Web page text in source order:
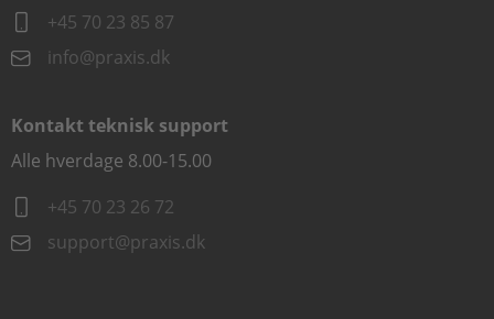
+45 70 23 85 87
info@praxis.dk
Kontakt teknisk support
Alle hverdage 8.00-15.00
+45 70 23 26 72
support@praxis.dk